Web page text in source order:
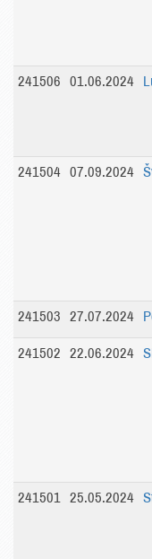
241506 01.06.2024
241504 07.09.2024
241503 27.07.2024
241502 22.06.2024
241501 25.05.2024